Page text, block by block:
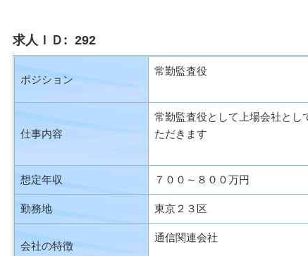
求人ＩＤ: 292
ポジション
常勤監査役
仕事内容
常勤監査役として上場会社とし
ただきます
想定年収 ７００～８００万円
勤務地 東京２３区
会社の特徴
通信関連会社